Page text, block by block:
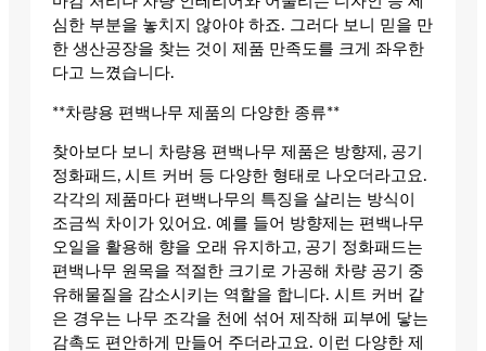
심한 부분을 놓치지 않아야 하죠. 그러다 보니 믿을 만
한 생산공장을 찾는 것이 제품 만족도를 크게 좌우한
다고 느꼈습니다.
**차량용 편백나무 제품의 다양한 종류**
찾아보다 보니 차량용 편백나무 제품은 방향제, 공기
정화패드, 시트 커버 등 다양한 형태로 나오더라고요.
각각의 제품마다 편백나무의 특징을 살리는 방식이
조금씩 차이가 있어요. 예를 들어 방향제는 편백나무
오일을 활용해 향을 오래 유지하고, 공기 정화패드는
편백나무 원목을 적절한 크기로 가공해 차량 공기 중
유해물질을 감소시키는 역할을 합니다. 시트 커버 같
은 경우는 나무 조각을 천에 섞어 제작해 피부에 닿는
감촉도 편안하게 만들어 주더라고요. 이런 다양한 제